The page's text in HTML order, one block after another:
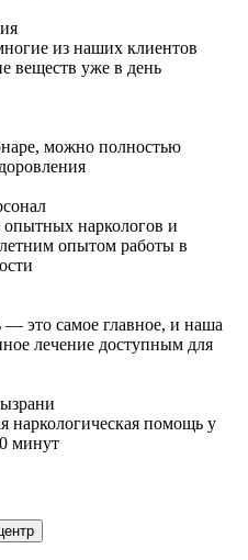
из наших клиентов
веществ уже в день
можно полностью
наркологов и
опытом работы в
это самое главное, и наша
лечение доступным для
наркологическая помощь у
минут